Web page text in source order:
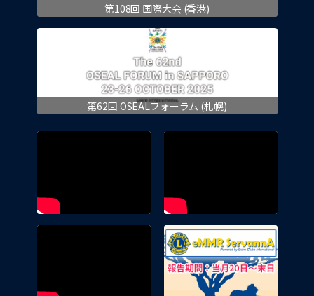
第108回 国際大会 (香港)
第62回 OSEALフォーラム (札幌)